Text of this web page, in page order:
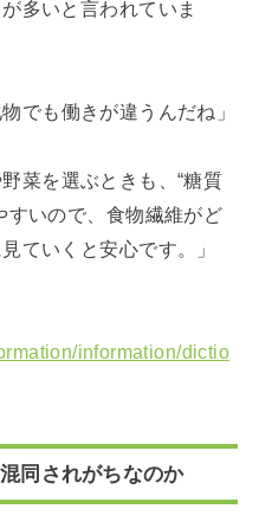
多いと言われていま
でも働きが違うんだね」
菜を選ぶときも、“糖質
すいので、食物繊維がど
ていくと安心です。」
information/dictio
同されがちなのか